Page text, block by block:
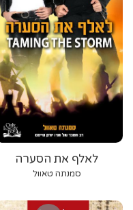
לאלף את הסערה
סמנתה טאוול